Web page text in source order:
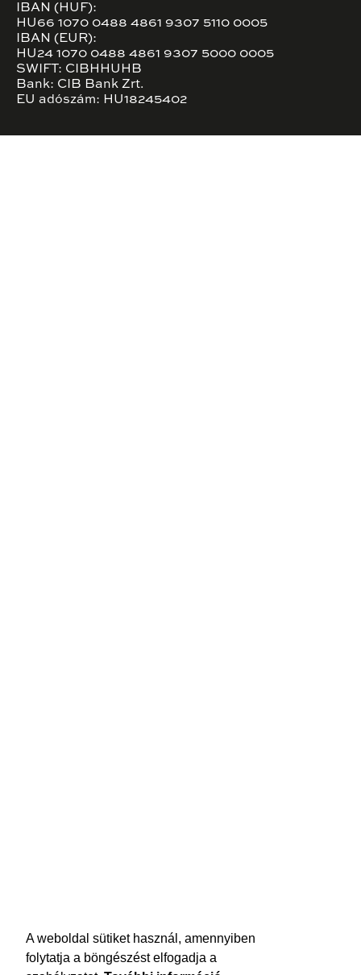
A weboldal sütiket használ, amennyiben
folytatja a böngészést elfogadja a
IBAN (HUF):
HU66 1070 0488 4861 9307 5110 0005
IBAN (EUR):
HU24 1070 0488 4861 9307 5000 0005
SWIFT: CIBHHUHB
Bank: CIB Bank Zrt.
EU adószám: HU18245402